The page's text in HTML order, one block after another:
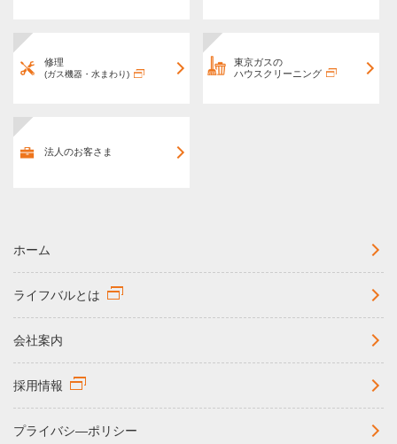
修理
(ガス機器・水まわり)
東京ガスの
ハウスクリーニング
法人のお客さま
ホーム
ライフバルとは
会社案内
採用情報
プライバシ―ポリシー